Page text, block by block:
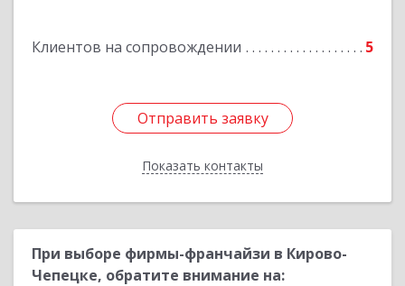
Клиентов на сопровождении 5
Отправить заявку
Показать контакты
Отправить заявку
Назад
При выборе фирмы-франчайзи в Кирово-
Чепецке, обратите внимание на: